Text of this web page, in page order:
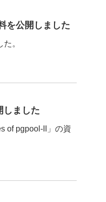
を公開しました
。
ました
of pgpool-II」の資